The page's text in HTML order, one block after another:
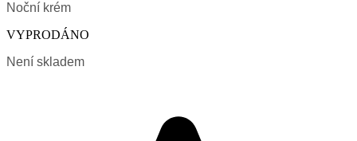
Noční krém
VYPRODÁNO
Není skladem